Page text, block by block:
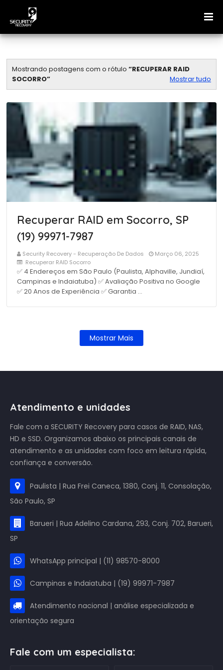
Mostrando postagens com o rótulo
RECUPERAR RAID
SOCORRO
Mostrar tudo
Recuperar RAID em Socorro, SP
(19) 99971-7987
Security Recovery - Recuperação De Dados
Março 06, 2025
Recuperar RAID Socorro
✅ 4 Endereços em São Paulo (Paulista, Alphaville, Jundiaí,
Campinas e Indaiatuba) ✅ Avaliação Positiva no Google
✅ 20 Anos de Experiência ✅ Garantia …
Mostrar Mais
Atendimento e unidades
Fale com a SECURITY Recovery para casos de RAID, NAS,
HD e SSD. Organizamos abaixo os principais canais de
atendimento e as unidades com foco em leitura rápida,
confiança e conversão.
Paulista | Rua Frei Caneca, 1380, Conj. 11, Consolação,
São Paulo, SP
Barueri | Rua Adelino Cardana, 293, Conj. 702, Barueri,
SP
WhatsApp principal | (11) 98570-8000
Campinas e Indaiatuba | (19) 99971-7987
Atendimento nacional | análise especializada e
orientação segura
Fale com um especialista: